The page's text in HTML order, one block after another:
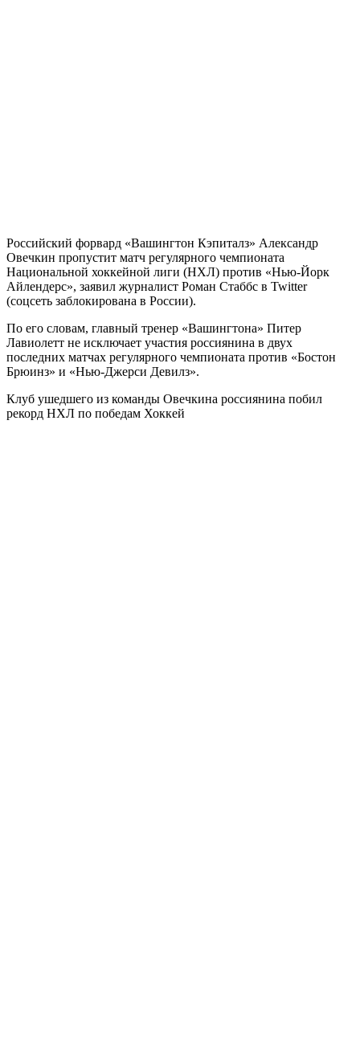
Российский форвард «Вашингтон Кэпиталз» Александр
Овечкин пропустит матч регулярного чемпионата
Национальной хоккейной лиги (НХЛ) против «Нью-Йорк
Айлендерс», заявил журналист Роман Стаббс в Twitter
(соцсеть заблокирована в России).
По его словам, главный тренер «Вашингтона» Питер
Лавиолетт не исключает участия россиянина в двух
последних матчах регулярного чемпионата против «Бостон
Брюинз» и «Нью-Джерси Девилз».
Клуб ушедшего из команды Овечкина россиянина побил
рекорд НХЛ по победам Хоккей